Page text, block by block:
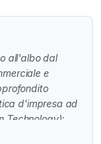
all'albo dal
e
d'impresa ad
Technology);